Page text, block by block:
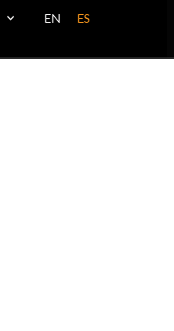
EN ES